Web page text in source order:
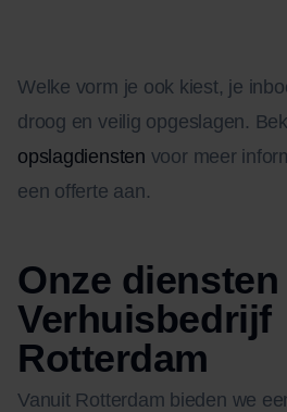
Welke vorm je ook kiest, je
droog en veilig opgeslagen.
opslagdiensten voor meer
een offerte aan.
Onze
Verhuisbedrijf
Rotterdam
Vanuit Rotterdam bieden we